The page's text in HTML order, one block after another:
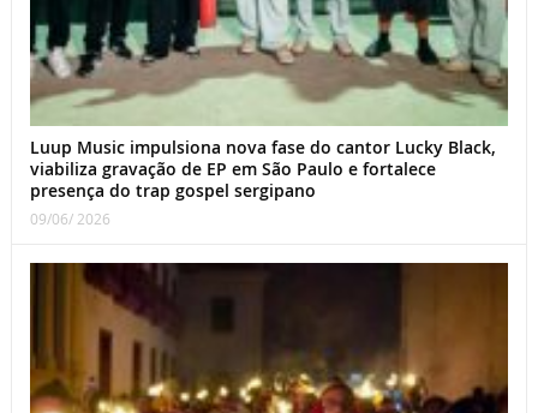
Luup Music impulsiona nova fase do cantor Lucky Black,
viabiliza gravação de EP em São Paulo e fortalece
presença do trap gospel sergipano
09/06/ 2026